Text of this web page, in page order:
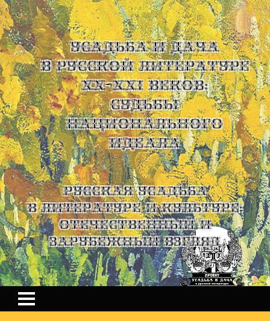
УСАДЬБА И ДАЧА
В РУССКОЙ ЛИТЕРАТУРЕ
XX-XXI ВЕКОВ:
СУДЬБЫ
НАЦИОНАЛЬНОГО
ИДЕАЛА
Русская усадьба
в литературе и культуре:
отечественный и
зарубежный взгляд